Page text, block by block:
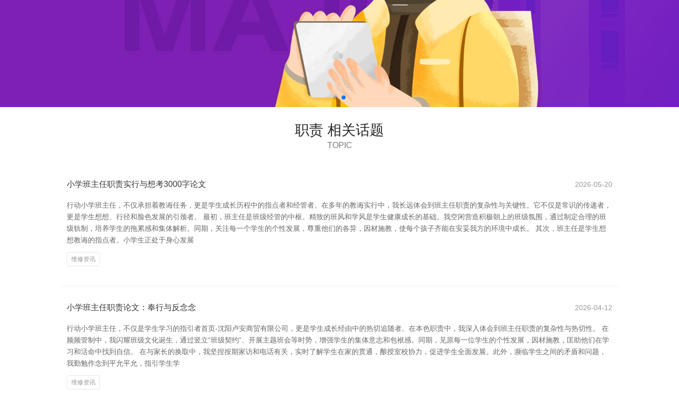
职责 相关话题
TOPIC
小学班主任职责实行与想考3000字论文 2026-05-20
行动小学班主任，不仅承担着教诲任务，更是学生成长历程中的指点者和经管者。在多年的教诲实行中，我长远体会到班主任职责的复杂性与关键性。它不仅是常识的传递者，
更是学生想想、行径和脸色发展的引颈者。 最初，班主任是班级经管的中枢。精致的班风和学风是学生健康成长的基础。我空闲营造积极朝上的班级氛围，通过制定合理的班
级轨制，培养学生的拖累感和集体解析。同期，关注每一个学生的个性发展，尊重他们的各异，因材施教，使每个孩子齐能在安妥我方的环境中成长。 其次，班主任是学生想
想教诲的指点者。小学生正处于身心发展
维修资讯
小学班主任职责论文：奉行与反念念 2026-04-12
行动小学班主任，不仅是学生学习的指引者首页-沈阳卢安商贸有限公司，更是学生成长经由中的热切追随者。在本色职责中，我深入体会到班主任职责的复杂性与热切性。 在
频频管制中，我闪耀班级文化诞生，通过竖立“班级契约”、开展主题班会等时势，增强学生的集体意志和包袱感。同期，见原每一位学生的个性发展，因材施教，匡助他们在学
习和活命中找到自信。 在与家长的换取中，我坚捏按期家访和电话有关，实时了解学生在家的贯通，酿授室校协力，促进学生全面发展。此外，濒临学生之间的矛盾和问题，
我勤勉作念到平允平允，指引学生学
维修资讯